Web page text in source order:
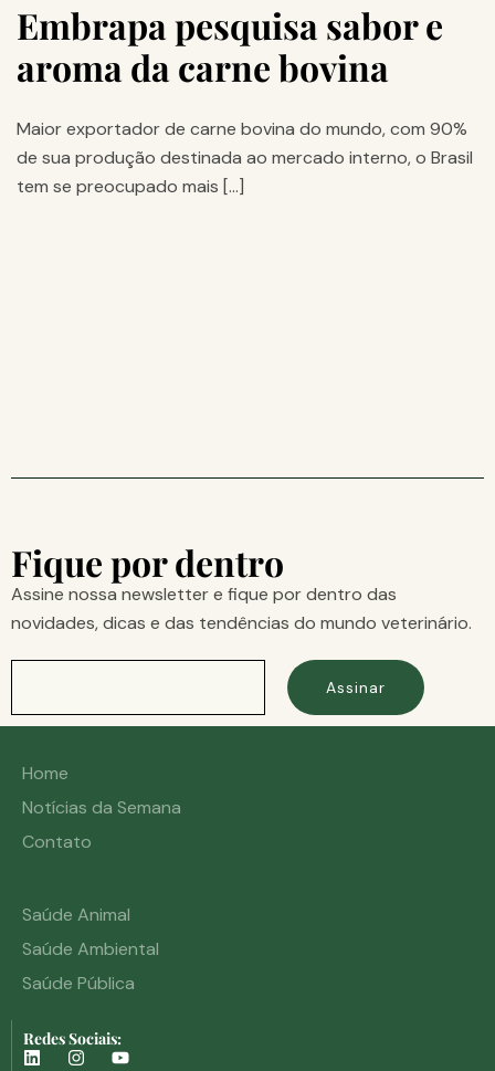
Embrapa pesquisa sabor e
aroma da carne bovina
Maior exportador de carne bovina do mundo, com 90%
de sua produção destinada ao mercado interno, o Brasil
tem se preocupado mais […]
Fique por dentro
Assine nossa newsletter e fique por dentro das
novidades, dicas e das tendências do mundo veterinário.
Assinar
Home
Notícias da Semana
Contato
Saúde Animal
Saúde Ambiental
Saúde Pública
Redes Sociais: